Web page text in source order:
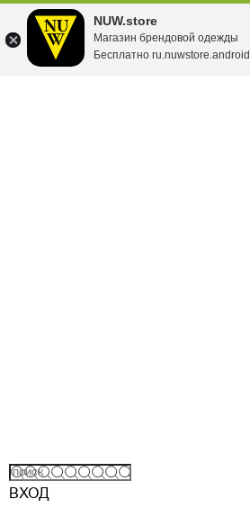
NUW.store
Магазин брендовой одежды
Бесплатно ru.nuwstore.android
ВХОД